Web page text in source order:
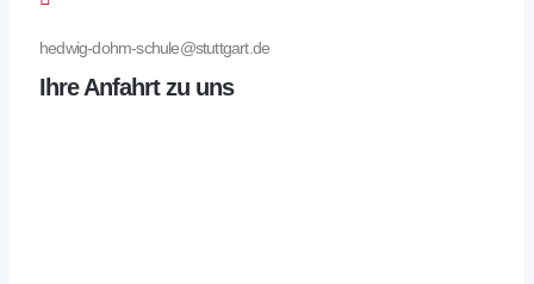
hedwig-dohm-schule@stuttgart.de
Ihre Anfahrt zu uns